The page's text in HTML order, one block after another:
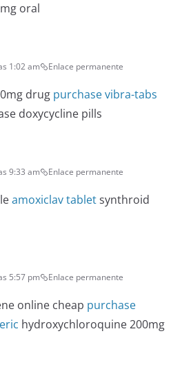
oral
1:02 am Enlace permanente
drug purchase vibra-tabs
doxycycline pills
9:33 am Enlace permanente
amoxiclav tabletsynthroid
5:57 pm Enlace permanente
online cheap purchase
hydroxychloroquine 200mg